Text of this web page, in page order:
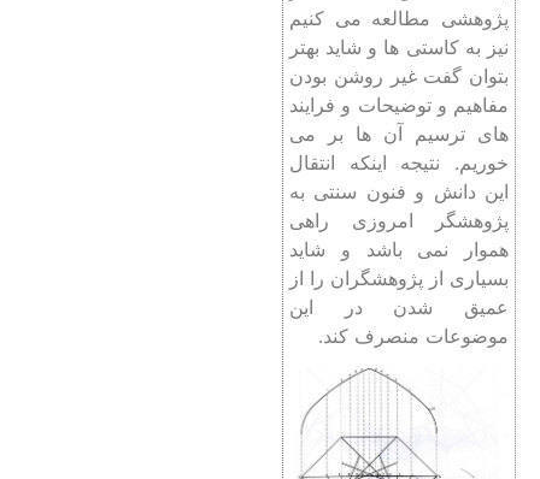
پژوهشی مطالعه می کنیم
نیز به کاستی ها و شاید بهتر
بتوان گفت غیر روشن بودن
مفاهیم و توضیحات و فرایند
های ترسیم آن ها بر می
خوریم. نتیجه اینکه انتقال
این دانش و فنون سنتی به
پژوهشگر امروزی راهی
هموار نمی باشد و شاید
بسیاری از پژوهشگران را از
عمیق شدن در این
موضوعات منصرف کند.